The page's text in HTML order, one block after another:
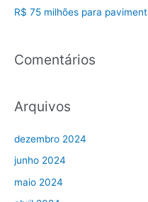
R$ 75 milhões para
Comentários
Arquivos
dezembro 2024
junho 2024
maio 2024